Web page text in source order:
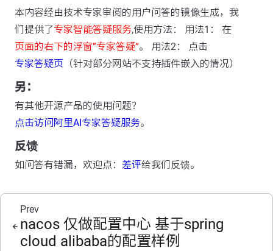
本内容经由技术专家审阅的用户问答的镜像生成，我
们提供了专家智能答疑服务,使用方法： 用法1： 在
页面的右下的浮窗”专家答疑“。 用法2： 点击
专家答疑页 （针对部分网站不支持插件嵌入的情况）
另：
有其他开源产品的使用问题？
点击访问阿里AI专家答疑服务。
反馈
如问答有错漏，欢迎点： 差评给我们反馈。
Prev
nacos 仅做配置中心 基于spring
cloud alibaba的配置样例